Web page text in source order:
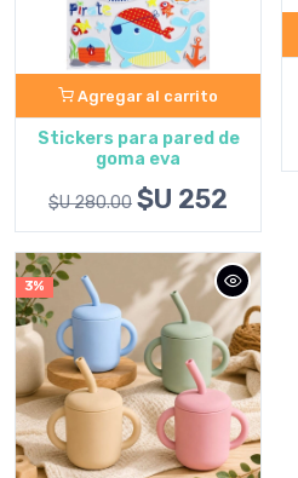
Agregar al carrito
Stickers para pared de
goma eva
$U 280.00 $U 252
3%